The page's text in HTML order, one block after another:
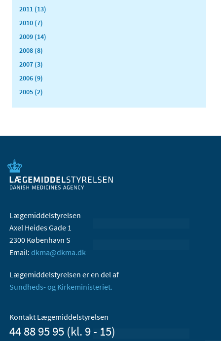
2011 (13)
2010 (7)
2009 (14)
2008 (8)
2007 (3)
2006 (9)
2005 (2)
Lægemiddelstyrelsen
Axel Heides Gade 1
2300 København S
Email: dkma@dkma.dk
Lægemiddelstyrelsen er en del af
Sundheds- og Kirkeministeriet.
Kontakt Lægemiddelstyrelsen
44 88 95 95 (kl. 9 - 15)